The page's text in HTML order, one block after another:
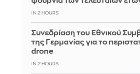
IN 2 HOURS
Συνεδρίαση του Εθνικού
της Γερμανίας για το
drone
IN 2 HOURS